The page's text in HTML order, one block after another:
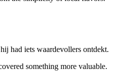
had iets waardevollers ontdekt.
something more valuable.